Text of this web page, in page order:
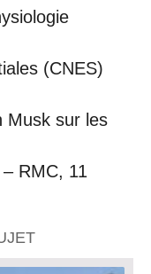
(CNES)
Musk sur les
RMC, 11